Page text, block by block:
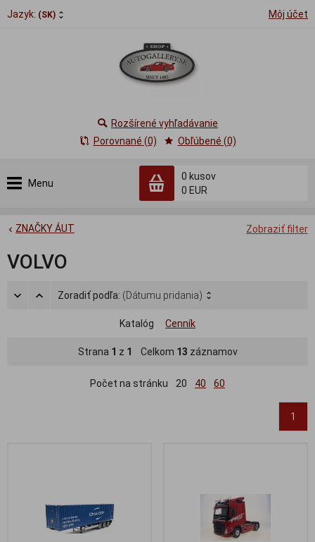
Jazyk: (SK) Môj účet
Menu
0 kusov
0 EUR
Rozšírené vyhľadávanie
Porovnané (0)
Obľúbené (0)
Zobraziť filter
ZNAČKY ÁUT
VOLVO
Zoradiť podľa: (Dátumu pridania)
Katalóg Cenník
Strana 1 z 1 Celkom 13 záznamov
Počet na stránku 20 40 60
1